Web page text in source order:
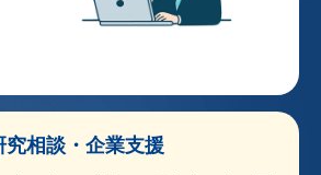
究相談・企業支援